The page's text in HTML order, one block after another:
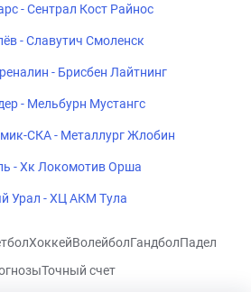
- Сентрал Кост Райнос
- Славутич Смоленск
- Брисбен Лайтнинг
- Мельбурн Мустангс
СКА - Металлург Жлобин
- Хк Локомотив Орша
Урал - ХЦ АКМ Тула
ХоккейВолейболГандболПадел
Точный счет